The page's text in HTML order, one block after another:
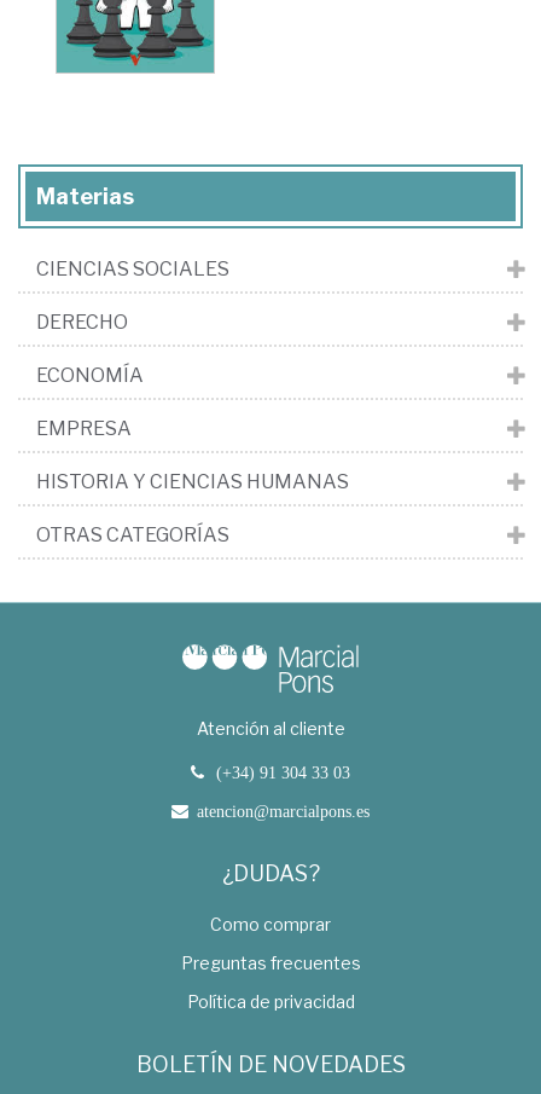
Materias
CIENCIAS SOCIALES
DERECHO
ECONOMÍA
EMPRESA
HISTORIA Y CIENCIAS HUMANAS
OTRAS CATEGORÍAS
Atención al cliente
(+34) 91 304 33 03
atencion@marcialpons.es
¿DUDAS?
Como comprar
Preguntas frecuentes
Política de privacidad
BOLETÍN DE NOVEDADES